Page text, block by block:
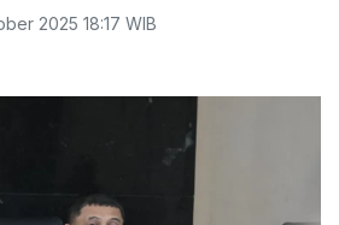
2025 18:17 WIB